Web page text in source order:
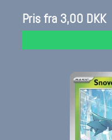
Pris fra 3,00 DKK